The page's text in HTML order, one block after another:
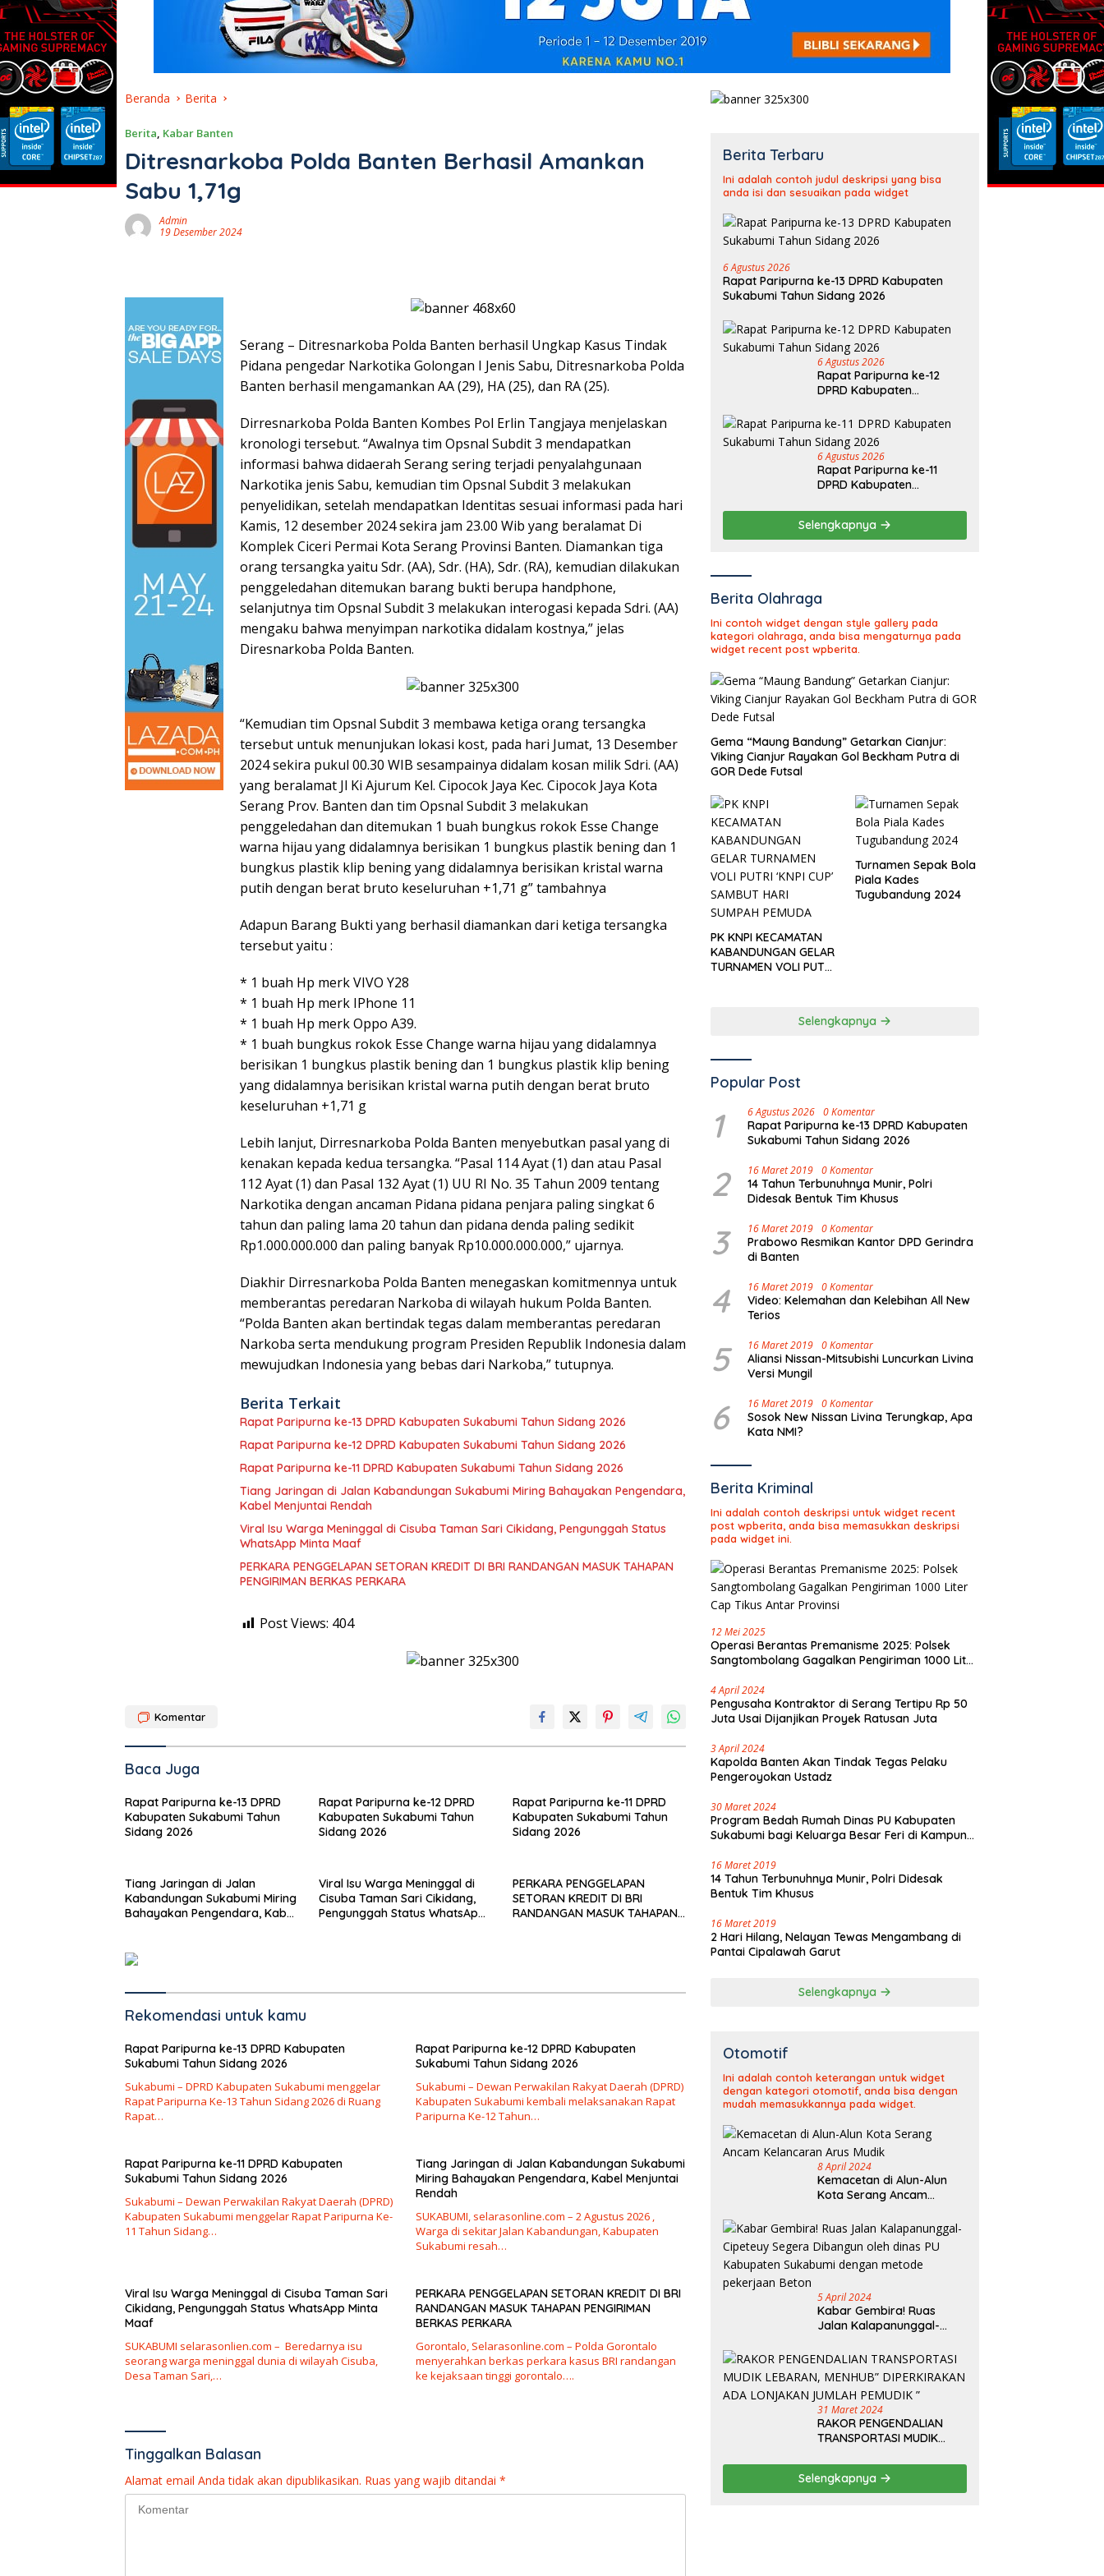
Beranda Berita
Berita Kabar Banten
Ditresnarkoba Polda Banten Berhasil Amankan
Sabu 1,71g
Admin
19 Desember 2024
Serang – Ditresnarkoba Polda Banten berhasil Ungkap Kasus Tindak
Pidana pengedar Narkotika Golongan I Jenis Sabu, Ditresnarkoba Polda
Banten berhasil mengamankan AA (29), HA (25), dan RA (25).
Dirresnarkoba Polda Banten Kombes Pol Erlin Tangjaya menjelaskan
kronologi tersebut. “Awalnya tim Opsnal Subdit 3 mendapatkan
informasi bahwa didaerah Serang sering terjadi penyalahgunaan
Narkotika jenis Sabu, kemudian tim Opsnal Subdit 3 melakukan
penyelidikan, setelah mendapatkan Identitas sesuai informasi pada hari
Kamis, 12 desember 2024 sekira jam 23.00 Wib yang beralamat Di
Komplek Ciceri Permai Kota Serang Provinsi Banten. Diamankan tiga
orang tersangka yaitu Sdr. (AA), Sdr. (HA), Sdr. (RA), kemudian dilakukan
penggeledahan ditemukan barang bukti berupa handphone,
selanjutnya tim Opsnal Subdit 3 melakukan interogasi kepada Sdri. (AA)
mengaku bahwa menyimpan narkotika didalam kostnya,” jelas
Diresnarkoba Polda Banten.
“Kemudian tim Opsnal Subdit 3 membawa ketiga orang tersangka
tersebut untuk menunjukan lokasi kost, pada hari Jumat, 13 Desember
2024 sekira pukul 00.30 WIB sesampainya didalam kosan milik Sdri. (AA)
yang beralamat Jl Ki Ajurum Kel. Cipocok Jaya Kec. Cipocok Jaya Kota
Serang Prov. Banten dan tim Opsnal Subdit 3 melakukan
penggeledahan dan ditemukan 1 buah bungkus rokok Esse Change
warna hijau yang didalamnya berisikan 1 bungkus plastik bening dan 1
bungkus plastik klip bening yang didalamnya berisikan kristal warna
putih dengan berat bruto keseluruhan +1,71 g” tambahnya
Adapun Barang Bukti yang berhasil diamankan dari ketiga tersangka
tersebut yaitu :
* 1 buah Hp merk VIVO Y28
* 1 buah Hp merk IPhone 11
* 1 buah Hp merk Oppo A39.
* 1 buah bungkus rokok Esse Change warna hijau yang didalamnya
berisikan 1 bungkus plastik bening dan 1 bungkus plastik klip bening
yang didalamnya berisikan kristal warna putih dengan berat bruto
keseluruhan +1,71 g
Lebih lanjut, Dirresnarkoba Polda Banten menyebutkan pasal yang di
kenakan kepada kedua tersangka. “Pasal 114 Ayat (1) dan atau Pasal
112 Ayat (1) dan Pasal 132 Ayat (1) UU RI No. 35 Tahun 2009 tentang
Narkotika dengan ancaman Pidana pidana penjara paling singkat 6
tahun dan paling lama 20 tahun dan pidana denda paling sedikit
Rp1.000.000.000 dan paling banyak Rp10.000.000.000,” ujarnya.
Diakhir Dirresnarkoba Polda Banten menegaskan komitmennya untuk
memberantas peredaran Narkoba di wilayah hukum Polda Banten.
“Polda Banten akan bertindak tegas dalam memberantas peredaran
Narkoba serta mendukung program Presiden Republik Indonesia dalam
mewujudkan Indonesia yang bebas dari Narkoba,” tutupnya.
Berita Terkait
Rapat Paripurna ke-13 DPRD Kabupaten Sukabumi Tahun Sidang 2026
Rapat Paripurna ke-12 DPRD Kabupaten Sukabumi Tahun Sidang 2026
Rapat Paripurna ke-11 DPRD Kabupaten Sukabumi Tahun Sidang 2026
Tiang Jaringan di Jalan Kabandungan Sukabumi Miring Bahayakan Pengendara,
Kabel Menjuntai Rendah
Viral Isu Warga Meninggal di Cisuba Taman Sari Cikidang, Pengunggah Status
WhatsApp Minta Maaf
PERKARA PENGGELAPAN SETORAN KREDIT DI BRI RANDANGAN MASUK TAHAPAN
PENGIRIMAN BERKAS PERKARA
Post Views: 404
Komentar
Baca Juga
Rapat Paripurna ke-13 DPRD
Kabupaten Sukabumi Tahun
Sidang 2026
Rapat Paripurna ke-12 DPRD
Kabupaten Sukabumi Tahun
Sidang 2026
Rapat Paripurna ke-11 DPRD
Kabupaten Sukabumi Tahun
Sidang 2026
Tiang Jaringan di Jalan
Kabandungan Sukabumi Miring
Bahayakan Pengendara, Kabel
Viral Isu Warga Meninggal di
Cisuba Taman Sari Cikidang,
Pengunggah Status WhatsApp
PERKARA PENGGELAPAN
SETORAN KREDIT DI BRI
RANDANGAN MASUK TAHAPAN
Rekomendasi untuk kamu
Rapat Paripurna ke-13 DPRD Kabupaten
Sukabumi Tahun Sidang 2026
Sukabumi – DPRD Kabupaten Sukabumi menggelar
Rapat Paripurna Ke-13 Tahun Sidang 2026 di Ruang
Rapat…
Rapat Paripurna ke-12 DPRD Kabupaten
Sukabumi Tahun Sidang 2026
Sukabumi – Dewan Perwakilan Rakyat Daerah (DPRD)
Kabupaten Sukabumi kembali melaksanakan Rapat
Paripurna Ke-12 Tahun…
Rapat Paripurna ke-11 DPRD Kabupaten
Sukabumi Tahun Sidang 2026
Sukabumi – Dewan Perwakilan Rakyat Daerah (DPRD)
Kabupaten Sukabumi menggelar Rapat Paripurna Ke-
11 Tahun Sidang…
Tiang Jaringan di Jalan Kabandungan Sukabumi
Miring Bahayakan Pengendara, Kabel Menjuntai
Rendah
SUKABUMI, selarasonline.com – 2 Agustus 2026 ,
Warga di sekitar Jalan Kabandungan, Kabupaten
Sukabumi resah…
Viral Isu Warga Meninggal di Cisuba Taman Sari
Cikidang, Pengunggah Status WhatsApp Minta
Maaf
SUKABUMI selarasonlien.com – Beredarnya isu
seorang warga meninggal dunia di wilayah Cisuba,
Desa Taman Sari,…
PERKARA PENGGELAPAN SETORAN KREDIT DI BRI
RANDANGAN MASUK TAHAPAN PENGIRIMAN
BERKAS PERKARA
Gorontalo, Selarasonline.com – Polda Gorontalo
menyerahkan berkas perkara kasus BRI randangan
ke kejaksaan tinggi gorontalo….
Tinggalkan Balasan
Alamat email Anda tidak akan dipublikasikan. Ruas yang wajib ditandai *
Berita Terbaru
Ini adalah contoh judul deskripsi yang bisa
anda isi dan sesuaikan pada widget
6 Agustus 2026
Rapat Paripurna ke-13 DPRD Kabupaten
Sukabumi Tahun Sidang 2026
6 Agustus 2026
Rapat Paripurna ke-12
DPRD Kabupaten
2026
6 Agustus 2026
Rapat Paripurna ke-11
DPRD Kabupaten
2026
Selengkapnya
Berita Olahraga
Ini contoh widget dengan style gallery pada
kategori olahraga, anda bisa mengaturnya pada
widget recent post wpberita.
Gema “Maung Bandung” Getarkan Cianjur:
Viking Cianjur Rayakan Gol Beckham Putra di
GOR Dede Futsal
PK KNPI KECAMATAN
KABANDUNGAN GELAR
TURNAMEN VOLI PUTRI
Turnamen Sepak Bola
Piala Kades
Tugubandung 2024
Selengkapnya
Popular Post
1 6 Agustus 2026 0 Komentar
Rapat Paripurna ke-13 DPRD Kabupaten
Sukabumi Tahun Sidang 2026
2 16 Maret 2019 0 Komentar
14 Tahun Terbunuhnya Munir, Polri
Didesak Bentuk Tim Khusus
3 16 Maret 2019 0 Komentar
Prabowo Resmikan Kantor DPD Gerindra
di Banten
4 16 Maret 2019 0 Komentar
Video: Kelemahan dan Kelebihan All New
Terios
5 16 Maret 2019 0 Komentar
Aliansi Nissan-Mitsubishi Luncurkan Livina
Versi Mungil
6 16 Maret 2019 0 Komentar
Sosok New Nissan Livina Terungkap, Apa
Kata NMI?
Berita Kriminal
Ini adalah contoh deskripsi untuk widget recent
post wpberita, anda bisa memasukkan deskripsi
pada widget ini.
12 Mei 2025
Operasi Berantas Premanisme 2025: Polsek
Sangtombolang Gagalkan Pengiriman 1000 Liter
4 April 2024
Pengusaha Kontraktor di Serang Tertipu Rp 50
Juta Usai Dijanjikan Proyek Ratusan Juta
3 April 2024
Kapolda Banten Akan Tindak Tegas Pelaku
Pengeroyokan Ustadz
30 Maret 2024
Program Bedah Rumah Dinas PU Kabupaten
Sukabumi bagi Keluarga Besar Feri di Kampung
16 Maret 2019
14 Tahun Terbunuhnya Munir, Polri Didesak
Bentuk Tim Khusus
16 Maret 2019
2 Hari Hilang, Nelayan Tewas Mengambang di
Pantai Cipalawah Garut
Selengkapnya
Otomotif
Ini adalah contoh keterangan untuk widget
dengan kategori otomotif, anda bisa dengan
mudah memasukkannya pada widget.
8 April 2024
Kemacetan di Alun-Alun
Kota Serang Ancam
5 April 2024
Kabar Gembira! Ruas
Jalan Kalapanunggal-
oleh dinas PU Kabupaten
Sukabumi dengan metode
pekerjaan Beton
31 Maret 2024
RAKOR PENGENDALIAN
TRANSPORTASI MUDIK
DIPERKIRAKAN ADA
LONJAKAN JUMLAH
PEMUDIK ”
Selengkapnya